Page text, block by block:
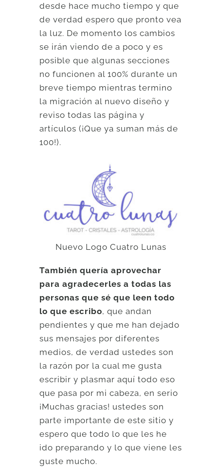
desde hace mucho tiempo y que
de verdad espero que pronto vea
la luz. De momento los cambios
se irán viendo de a poco y es
posible que algunas secciones
no funcionen al 100% durante un
breve tiempo mientras termino
la migración al nuevo diseño y
reviso todas las página y
artículos (¡Que ya suman más de
100!).
Nuevo Logo Cuatro Lunas
También quería aprovechar
para agradecerles a todas las
personas que sé que leen todo
lo que escribo, que andan
pendientes y que me han dejado
sus mensajes por diferentes
medios, de verdad ustedes son
la razón por la cual me gusta
escribir y plasmar aquí todo eso
que pasa por mi cabeza, en serio
¡Muchas gracias! ustedes son
parte importante de este sitio y
espero que todo lo que les he
ido preparando y lo que viene les
guste mucho.